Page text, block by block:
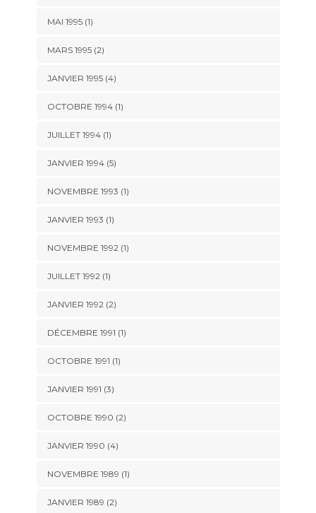
MAI 1995 (1)
MARS 1995 (2)
JANVIER 1995 (4)
OCTOBRE 1994 (1)
JUILLET 1994 (1)
JANVIER 1994 (5)
NOVEMBRE 1993 (1)
JANVIER 1993 (1)
NOVEMBRE 1992 (1)
JUILLET 1992 (1)
JANVIER 1992 (2)
DÉCEMBRE 1991 (1)
OCTOBRE 1991 (1)
JANVIER 1991 (3)
OCTOBRE 1990 (2)
JANVIER 1990 (4)
NOVEMBRE 1989 (1)
JANVIER 1989 (2)